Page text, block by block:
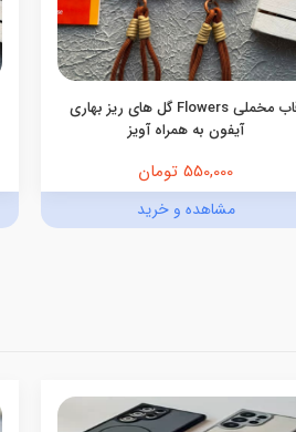
قاب مخملی Flowers گل های ریز بهاری
آیفون به همراه آویز
550,000 تومان
مشاهده و خرید